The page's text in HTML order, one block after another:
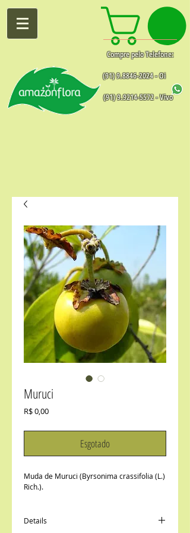
Compre pelo Telefone:
(91) 9.8846-2024- Oi
(91) 9.9214-5572- Vivo
Muruci
R$ 0,00Preço
Esgotado
Muda de Muruci (Byrsonima crassifolia (L.)
Rich.).
Details